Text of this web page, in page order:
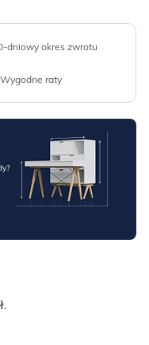
dniowy okres zwrotu
Wygodne raty
.